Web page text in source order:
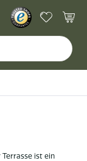
Lager
ist ein